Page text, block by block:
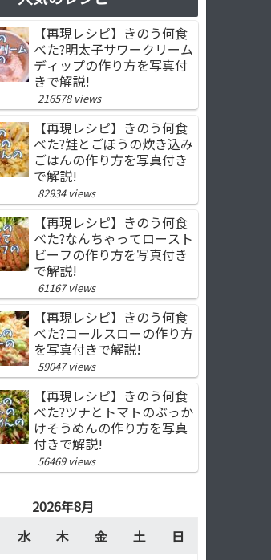
【再現レシピ】きのう何食
べた?明太子サワークリーム
ディップの作り方を写真付
きで解説!
216578 views
【再現レシピ】きのう何食
べた?鮭とごぼうの炊き込み
ごはんの作り方を写真付き
で解説!
82934 views
【再現レシピ】きのう何食
べた?なんちゃってロースト
ビーフの作り方を写真付き
で解説!
61167 views
【再現レシピ】きのう何食
べた?コールスローの作り方
を写真付きで解説!
59047 views
【再現レシピ】きのう何食
べた?ツナとトマトのぶっか
けそうめんの作り方を写真
付きで解説!
56469 views
2026年8月
水 木 金 土
日